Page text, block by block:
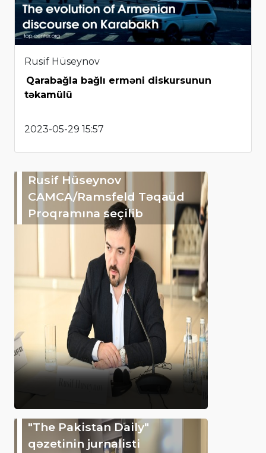
Rusif Hüseynov
Qarabağla bağlı erməni diskursunun
təkamülü
2023-05-29 15:57
Rusif Hüseynov
CAMCA/Ramsfeld Təqaüd
Proqramına seçilib
"The Pakistan Daily"
qəzetinin jurnalisti